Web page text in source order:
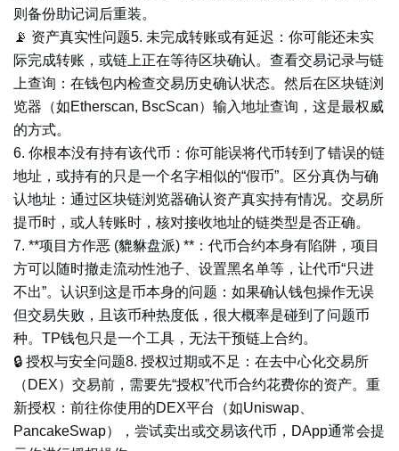
则备份助记词后重装。
📡 资产真实性问题5. 未完成转账或有延迟：你可能还未实
际完成转账，或链上正在等待区块确认。查看交易记录与链
上查询：在钱包内检查交易历史确认状态。然后在区块链浏
览器（如Etherscan, BscScan）输入地址查询，这是最权威
的方式。
6. 你根本没有持有该代币：你可能误将代币转到了错误的链
地址，或持有的只是一个名字相似的“假币”。区分真伪与确
认地址：通过区块链浏览器确认资产真实持有情况。交易所
提币时，或人转账时，核对接收地址的链类型是否正确。
7. **项目方作恶 (貔貅盘派) **：代币合约本身有陷阱，项目
方可以随时撤走流动性池子、设置黑名单等，让代币“只进
不出”。认识到这是币本身的问题：如果确认钱包操作无误
但交易失败，且该币种热度低，很大概率是碰到了问题币
种。TP钱包只是一个工具，无法干预链上合约。
🔒 授权与安全问题8. 授权过期或不足：在去中心化交易所
（DEX）交易前，需要先“授权”代币合约花费你的资产。重
新授权：前往你使用的DEX平台（如Uniswap、
PancakeSwap），尝试卖出或交易该代币，DApp通常会提